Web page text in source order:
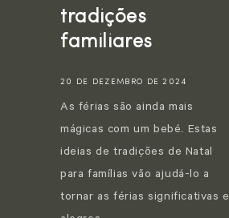
tradições
familiares
20 DE DEZEMBRO DE 2024
As férias são ainda mais
mágicas com um bebé. Estas
ideias de tradições de Natal
para famílias vão ajudá-lo a
tornar as férias significativas e